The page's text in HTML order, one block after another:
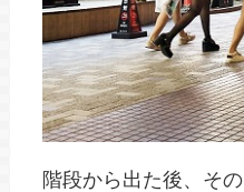
階段から出た後、そ